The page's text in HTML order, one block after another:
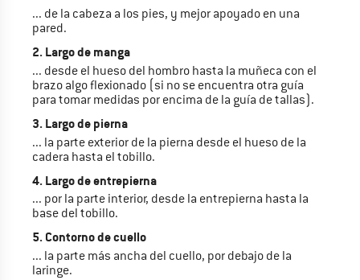
... de la cabeza a los pies, y mejor apoyado en una
pared.
2. Largo de manga
... desde el hueso del hombro hasta la muñeca con el
brazo algo flexionado (si no se encuentra otra guía
para tomar medidas por encima de la guía de tallas).
3. Largo de pierna
... la parte exterior de la pierna desde el hueso de la
cadera hasta el tobillo.
4. Largo de entrepierna
... por la parte interior, desde la entrepierna hasta la
base del tobillo.
5. Contorno de cuello
... la parte más ancha del cuello, por debajo de la
laringe.